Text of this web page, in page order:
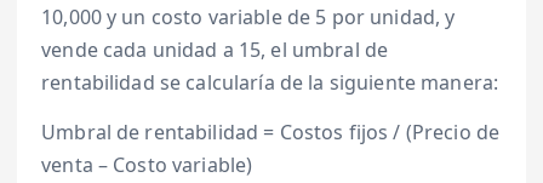
10,000 y un costo variable de 5 por unidad, y
vende cada unidad a 15, el umbral de
rentabilidad se calcularía de la siguiente manera:
Umbral de rentabilidad = Costos fijos / (Precio de
venta – Costo variable)